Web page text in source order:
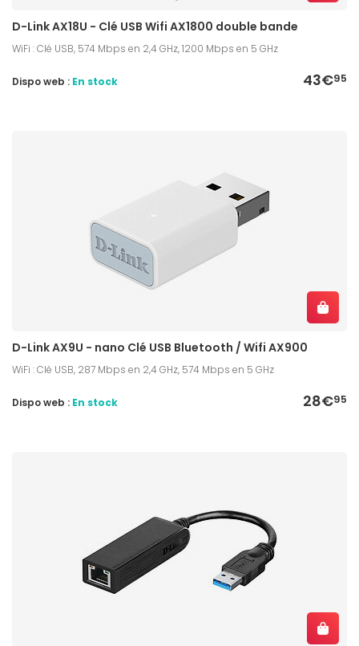
D-Link AX18U - Clé USB Wifi AX1800 double bande
WiFi : Clé USB, 574 Mbps en 2,4 GHz, 1200 Mbps en 5 GHz
43€95
Dispo web : En stock
D-Link AX9U - nano Clé USB Bluetooth / Wifi AX900
WiFi : Clé USB, 287 Mbps en 2,4 GHz, 574 Mbps en 5 GHz
28€95
Dispo web : En stock